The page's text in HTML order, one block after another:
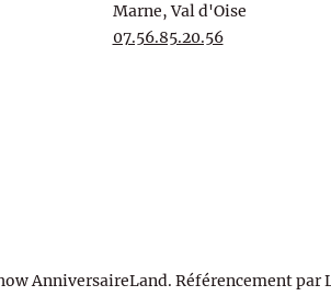
Marne, Val d'Oise
07.56.85.20.56
AnniversaireLand. Référencement par